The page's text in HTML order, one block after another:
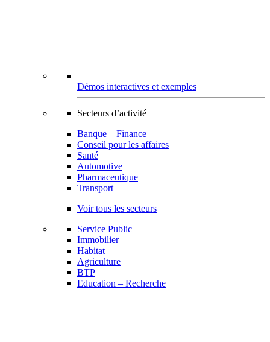
Démos interactives et exemples
Secteurs d’activité
Banque – Finance
Conseil pour les affaires
Santé
Automotive
Pharmaceutique
Transport
Voir tous les secteurs
Service Public
Immobilier
Habitat
Agriculture
BTP
Education – Recherche